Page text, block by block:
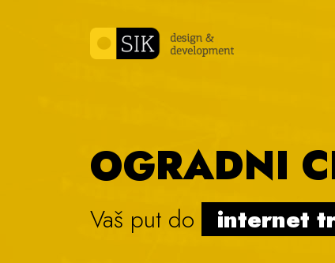
OGRADNI
Vaš put do internet